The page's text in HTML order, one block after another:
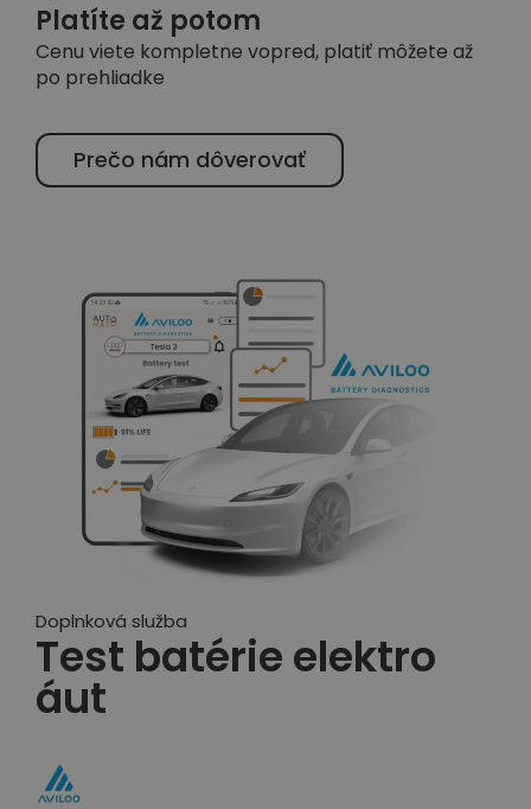
Platíte až potom
Cenu viete kompletne vopred, platiť môžete až
po prehliadke
Prečo nám dôverovať
Doplnková služba
Test batérie elektro
áut